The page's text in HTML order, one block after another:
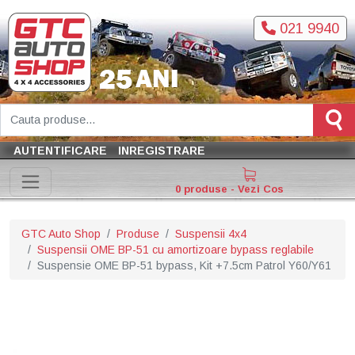
021 9940
AUTENTIFICARE INREGISTRARE
0 produse - Vezi Cos
GTC Auto Shop Produse
Suspensii 4x4
Suspensii OME BP-51 cu amortizoare bypass reglabile
Suspensie OME BP-51 bypass, Kit +7.5cm Patrol Y60/Y61